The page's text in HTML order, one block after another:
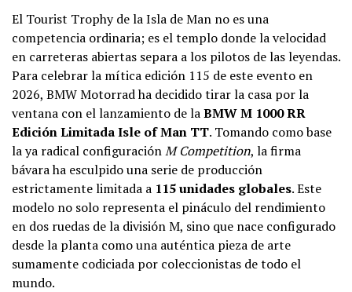
El Tourist Trophy de la Isla de Man no es una
competencia ordinaria; es el templo donde la velocidad
en carreteras abiertas separa a los pilotos de las leyendas.
Para celebrar la mítica edición 115 de este evento en
2026, BMW Motorrad ha decidido tirar la casa por la
ventana con el lanzamiento de laBMW M 1000 RR
Edición Limitada Isle of Man TT. Tomando como base
la ya radical configuraciónM Competition, la firma
bávara ha esculpido una serie de producción
estrictamente limitada a 115 unidades globales. Este
modelo no solo representa el pináculo del rendimiento
en dos ruedas de la división M, sino que nace configurado
desde la planta como una auténtica pieza de arte
sumamente codiciada por coleccionistas de todo el
mundo.